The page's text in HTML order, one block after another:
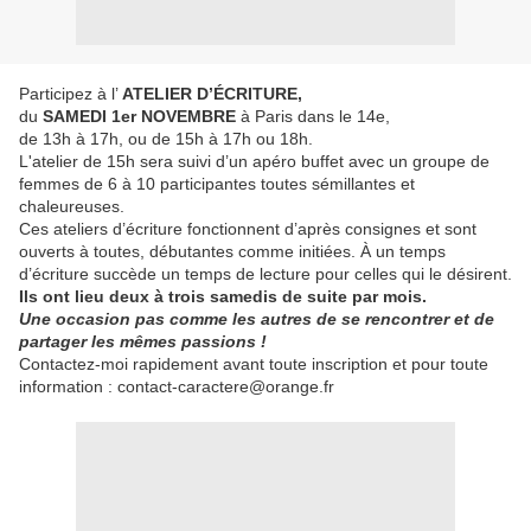
Participez à l’ATELIER D’ÉCRITURE,
du SAMEDI 1er NOVEMBRE à Paris dans le 14e,
de 13h à 17h, ou de 15h à 17h ou 18h.
L'atelier de 15h sera suivi d’un apéro buffet avec un groupe de
femmes de 6 à 10 participantes toutes sémillantes et
chaleureuses.
Ces ateliers d’écriture fonctionnent d’après consignes et sont
ouverts à toutes, débutantes comme initiées. À un temps
d’écriture succède un temps de lecture pour celles qui le désirent.
Ils ont lieu deux à trois samedis de suite par mois.
Une occasion pas comme les autres de se rencontrer et de
partager les mêmes passions !
Contactez-moi rapidement avant toute inscription et pour toute
information : contact-caractere@orange.fr